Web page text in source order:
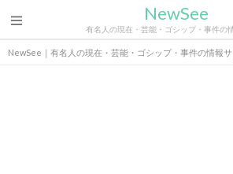
NewSee
有名人の現在・芸能・ゴシップ・事件の
NewSee｜有名人の現在・芸能・ゴシップ・事件の情報サ